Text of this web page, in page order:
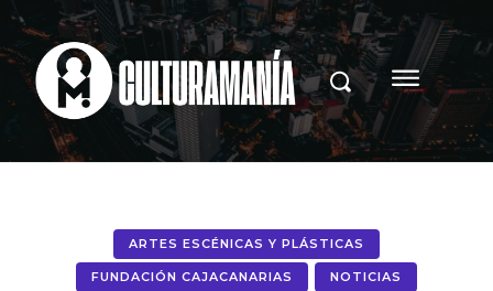
ARTES ESCÉNICAS Y PLÁSTICAS
FUNDACIÓN CAJACANARIAS NOTICIAS